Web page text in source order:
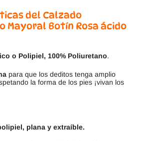
del Calzado
Mayoral Botín Rosa ácido
o Polipiel, 100% Poliuretano.
para que los deditos tenga amplio
la forma de los pies ¡vivan los
plana y extraíble.